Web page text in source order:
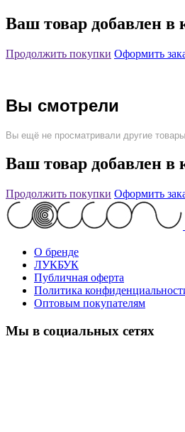
Ваш товар добавлен в
Продолжить покупки Оформить
Вы смотрели
Вы ещё не просматривали другие товары.
Ваш товар добавлен в
Продолжить покупки Оформить
О бренде
ЛУКБУК
Публичная оферта
Политика
Оптовым покупателям
Мы в социальных сетях